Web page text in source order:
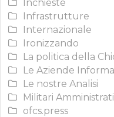
Inchieste
Infrastrutture
Internazionale
Ironizzando
La politica della
Le Aziende
Le nostre Analisi
Militari
ofcs.press